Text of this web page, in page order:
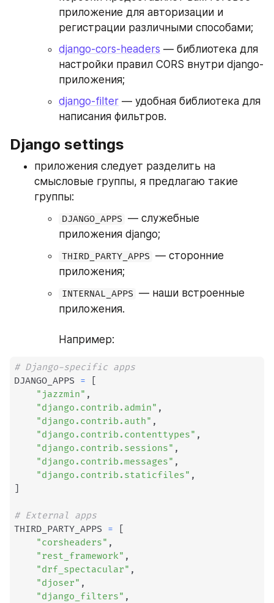
приложение для авторизации и
регистрации различными способами;
django-cors-headers — библиотека для
настройки правил CORS внутри django-
приложения;
django-filter — удобная библиотека для
написания фильтров.
Django settings
приложения следует разделить на
смысловые группы, я предлагаю такие
группы:
DJANGO_APPS — служебные
приложения django;
THIRD_PARTY_APPS — сторонние
приложения;
INTERNAL_APPS — наши встроенные
приложения.
Например:
# Django-specific apps
DJANGO_APPS =
[
"jazzmin" ,
"django.contrib.admin" ,
"django.contrib.auth" ,
"django.contrib.contenttypes" ,
"django.contrib.sessions" ,
"django.contrib.messages" ,
"django.contrib.staticfiles" ,
]
# External apps
THIRD_PARTY_APPS =
[
"corsheaders" ,
"rest_framework" ,
"drf_spectacular" ,
"djoser" ,
"django_filters" ,